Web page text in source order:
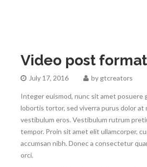
Video post format
July 17, 2016 by gtcreators
Integer euismod, nunc sit amet posuere
lobortis tortor, sed viverra purus dolor at
vestibulum eros. Vestibulum rutrum
tempor. Proin sit amet elit ullamcorper,
accumsan nibh. Donec a consectetur
orci.